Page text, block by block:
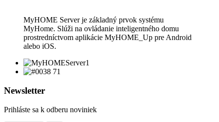
MyHOME Server je základný prvok systému
MyHome. Slúži na ovládanie inteligentného domu
prostredníctvom aplikácie MyHOME_Up pre Android
alebo iOS.
Newsletter
Prihláste sa k odberu noviniek